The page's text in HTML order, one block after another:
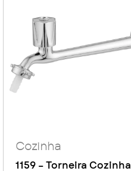
Cozinha
1159 – Torneira Cozinha